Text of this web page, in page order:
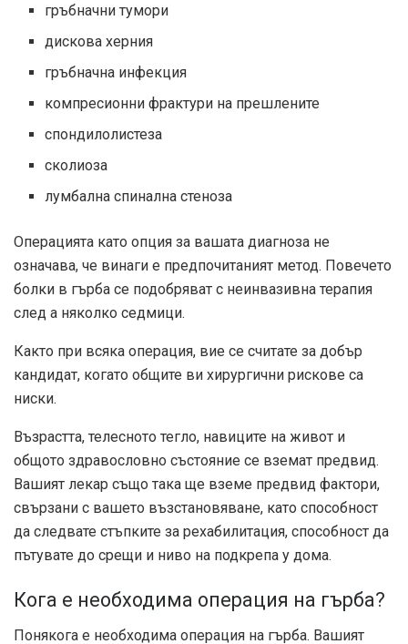
гръбначни тумори
дискова херния
гръбначна инфекция
компресионни фрактури на прешлените
спондилолистеза
сколиоза
лумбална спинална стеноза
Операцията като опция за вашата диагноза не
означава, че винаги е предпочитаният метод. Повечето
болки в гърба се подобряват с неинвазивна терапия
след a няколко седмици.
Както при всяка операция, вие се считате за добър
кандидат, когато общите ви хирургични рискове са
ниски.
Възрастта, телесното тегло, навиците на живот и
общото здравословно състояние се вземат предвид.
Вашият лекар също така ще вземе предвид фактори,
свързани с вашето възстановяване, като способност
да следвате стъпките за рехабилитация, способност да
пътувате до срещи и ниво на подкрепа у дома.
Кога е необходима операция на гърба?
Понякога е необходима операция на гърба. Вашият